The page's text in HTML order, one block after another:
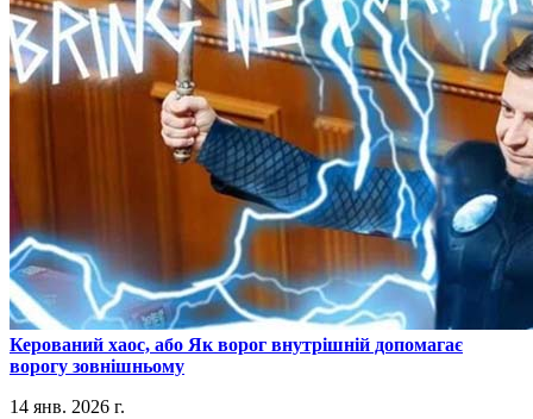
​Керований хаос, або Як ворог внутрішній допомагає
ворогу зовнішньому
14 янв. 2026 г.